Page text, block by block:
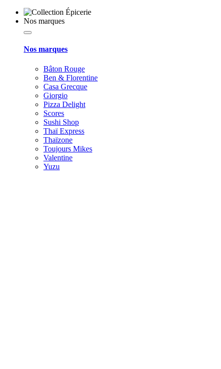
Nos marques
Nos marques
Bâton Rouge
Ben & Florentine
Casa Grecque
Giorgio
Pizza Delight
Scores
Sushi Shop
Thaï Express
Thaïzone
Toujours Mikes
Valentine
Yuzu